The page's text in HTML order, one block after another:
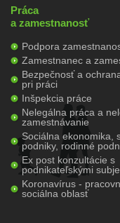
Práca
a zamestnanosť
Podpora
Zamestnanec a
Bezpečnosť a
pri práci
Inšpekcia práce
Nelegálna práca a
zamestnávanie
Sociálna ekonomika,
podniky, rodinné
Ex post konzultácie s
podnikateľskými
Koronavírus -
sociálna oblasť